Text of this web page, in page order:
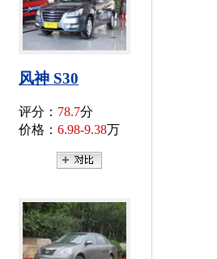
风神 S30
评分： 78.7分
价格： 6.98-9.38万